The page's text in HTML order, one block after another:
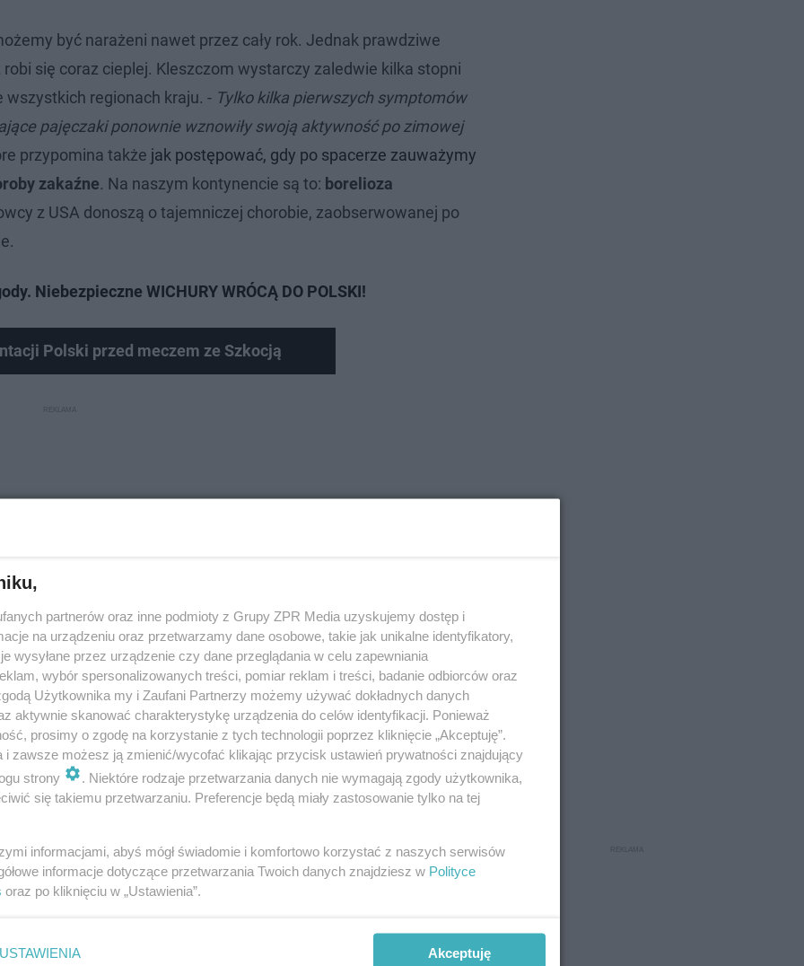
być narażeni nawet przez cały rok. Jednak prawdziwe
się coraz cieplej. Kleszczom wystarczy zaledwie kilka stopni
wszystkich regionach kraju. - Tylko kilka pierwszych symptomów
pajęczaki ponownie wznowiły swoją aktywność po zimowej
przypomina także jak postępować, gdy po spacerze zauważymy
zakaźne. Na naszym kontynencie są to: borelioza
z USA donoszą o tajemniczej chorobie, zaobserwowanej po
Niebezpieczne WICHURY WRÓCĄ DO POLSKI!
Polski przed meczem ze Szkocją
za tym idzie –przebudziły się kleszcze. Rozpoczął się sezon,
się w ściółce. W ubiegłym roku w Polsce wykryto
12 427
. Pamiętajmy, że kleszcze są bardzo niebezpieczne nie tylko
uważni, a wracając ze spaceru po lasach lub
partnerów oraz inne podmioty z Grupy ZPR Media uzyskujemy dostęp i
na urządzeniu oraz przetwarzamy dane osobowe, takie jak unikalne identyfikatory,
wysyłane przez urządzenie czy dane przeglądania w celu zapewniania
wybór spersonalizowanych treści, pomiar reklam i treści, badanie odbiorców oraz
Użytkownika my i Zaufani Partnerzy możemy używać dokładnych danych
aktywnie skanować charakterystykę urządzenia do celów identyfikacji. Ponieważ
prosimy o zgodę na korzystanie z tych technologii poprzez kliknięcie „Akceptuję”.
i zawsze możesz ją zmienić/wycofać klikając przycisk ustawień prywatności znajdujący
strony
. Niektóre rodzaje przetwarzania danych nie wymagają zgody użytkownika,
się takiemu przetwarzaniu. Preferencje będą miały zastosowanie tylko na tej
informacjami, abyś mógł świadomie i komfortowo korzystać z naszych serwisów
informacje dotyczące przetwarzania Twoich danych znajdziesz w Polityce
oraz po kliknięciu w „Ustawienia”.
USTAWIENIA Akceptuję